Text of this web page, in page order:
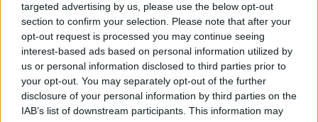
targeted advertising by us, please use the below opt-out
section to confirm your selection. Please note that after your
opt-out request is processed you may continue seeing
interest-based ads based on personal information utilized by
us or personal information disclosed to third parties prior to
your opt-out. You may separately opt-out of the further
disclosure of your personal information by third parties on the
IAB’s list of downstream participants. This information may
Z kolei wiosennym mistrzem zawodów na Xboksie One
został Patryk "koniu_94" Jakubczak. Reprezentujący
Zagłębie Lubin gracz dwukrotnie okazał się lepszy od
Gracjana "El Polako" Gołębiewskiego z Arki Gdynia. Co
ciekawe, poza podium znalazł się Kacper „FuRMaN”
Furmanek z Lecha Poznań, czyli mistrz zimowych
zmagań. Mimo to zawodnika Kolejorza i tak zobaczymy